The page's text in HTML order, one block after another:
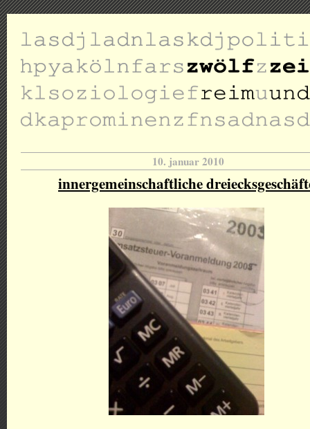
10. januar 2010
innergemeinschaftliche